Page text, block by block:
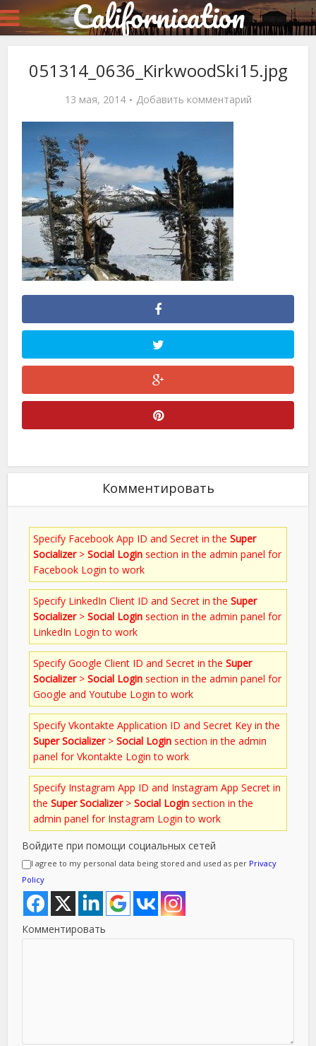
Californication
051314_0636_KirkwoodSki15.jpg
13 мая, 2014 Добавить комментарий
Комментировать
Specify Facebook App ID and Secret in theSuper
Socializer>Social Login section in the admin panel for
Facebook Login to work
Specify LinkedIn Client ID and Secret in theSuper
Socializer>Social Login section in the admin panel for
LinkedIn Login to work
Specify Google Client ID and Secret in theSuper
Socializer>Social Login section in the admin panel for
Google and Youtube Login to work
Specify Vkontakte Application ID and Secret Key in the
Super Socializer>Social Login section in the admin
panel for Vkontakte Login to work
Specify Instagram App ID and Instagram App Secret in
theSuper Socializer>Social Login section in the
admin panel for Instagram Login to work
Войдите при помощи социальных сетей
I agree to my personal data being stored and used as per Privacy
Policy
Комментировать